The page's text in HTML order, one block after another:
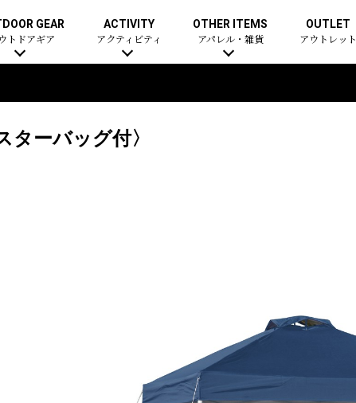
GEAR
トドアギア
ACTIVITY
アクティビティ
OTHER ITEMS
アパレル・雑貨
OUTLET
アウトレット
ターバッグ付〉